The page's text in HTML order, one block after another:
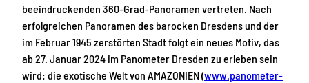
beeindruckenden 360-Grad-Panoramen vertreten. Nach
erfolgreichen Panoramen des barocken Dresdens und der
im Februar 1945 zerstörten Stadt folgt ein neues Motiv, das
ab 27. Januar 2024 im Panometer Dresden zu erleben sein
wird: die exotische Welt von AMAZONIEN (www.panometer-